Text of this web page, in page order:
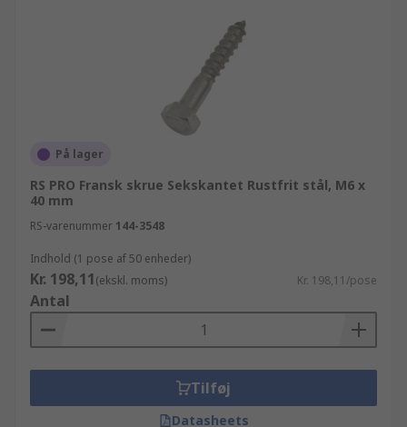
På lager
RS PRO Fransk skrue Sekskantet Rustfrit stål, M6 x
40 mm
RS-varenummer 144-3548
Indhold (1 pose af 50 enheder)
Kr. 198,11(ekskl. moms) Kr. 198,11/pose
Antal
Tilføj
Datasheets